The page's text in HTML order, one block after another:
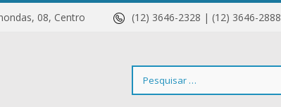
08, Centro (12) 3646-2328 | (12) 3646-2888
Pesquisar